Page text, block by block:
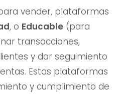
vender, plataformas
, o Educable (para
transacciones,
y dar seguimiento
Estas plataformas
y cumplimiento de